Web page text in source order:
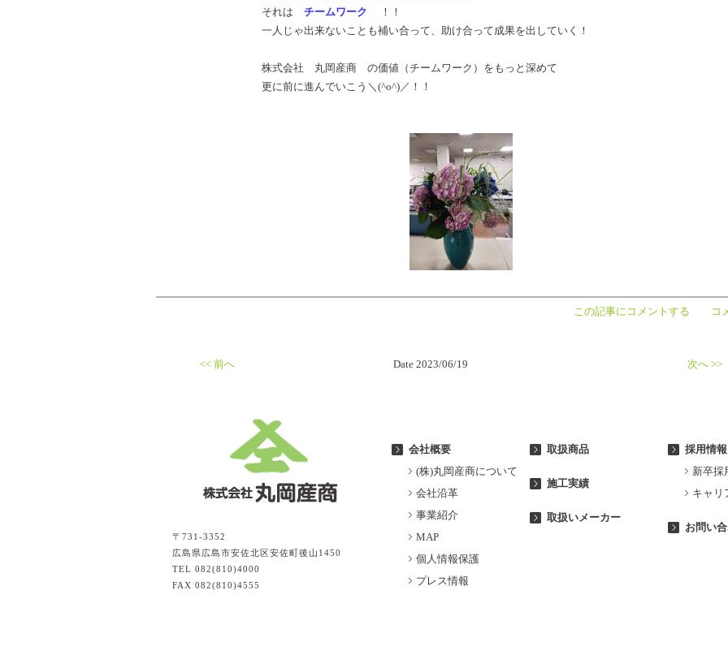
それは チームワーク ！！
一人じゃ出来ないことも補い合って、助け合って成果を出していく！
株式会社 丸岡産商 の価値（チームワーク）をもっと深めて
更に前に進んでいこう＼(^o^)／！！
この記事にコメントする コ
次へ >>
<< 前へ Date 2023/06/19
〒731-3352
広島県広島市安佐北区安佐町後山1450
TEL 082(810)4000
FAX 082(810)4555
会社概要
(株)丸岡産商について
会社沿革
事業紹介
MAP
個人情報保護
プレス情報
取扱商品
施工実績
取扱いメーカー
採用情報
新卒採
キャリ
お問い